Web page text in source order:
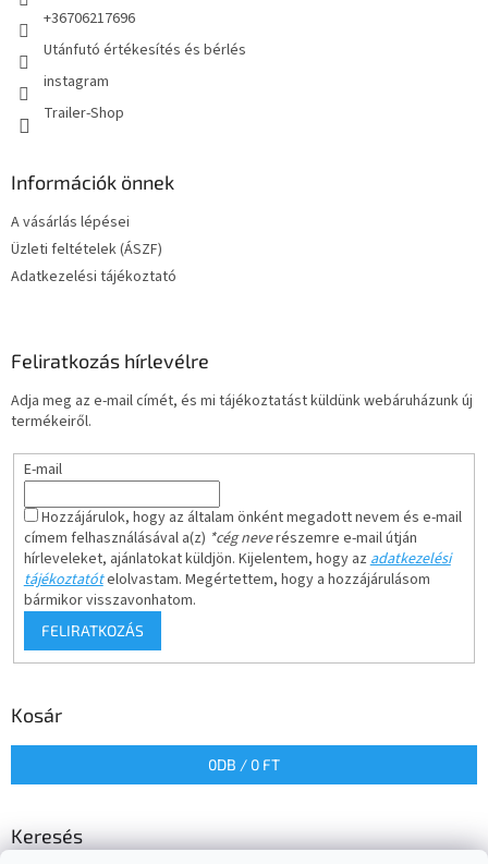
+36706217696
Utánfutó értékesítés és bérlés
instagram
Trailer-Shop
Információk önnek
A vásárlás lépései
Üzleti feltételek (ÁSZF)
Adatkezelési tájékoztató
Feliratkozás hírlevélre
Adja meg az e-mail címét, és mi tájékoztatást küldünk webáruházunk új
termékeiről.
E-mail
Hozzájárulok, hogy az általam önként megadott nevem és e-mail
címem felhasználásával a(z) *cég neverészemre e-mail útján
hírleveleket, ajánlatokat küldjön. Kijelentem, hogy azadatkezelési
tájékoztatótelolvastam. Megértettem, hogy a hozzájárulásom
bármikor visszavonhatom.
FELIRATKOZÁS
Kosár
0DB / 0 FT
Keresés